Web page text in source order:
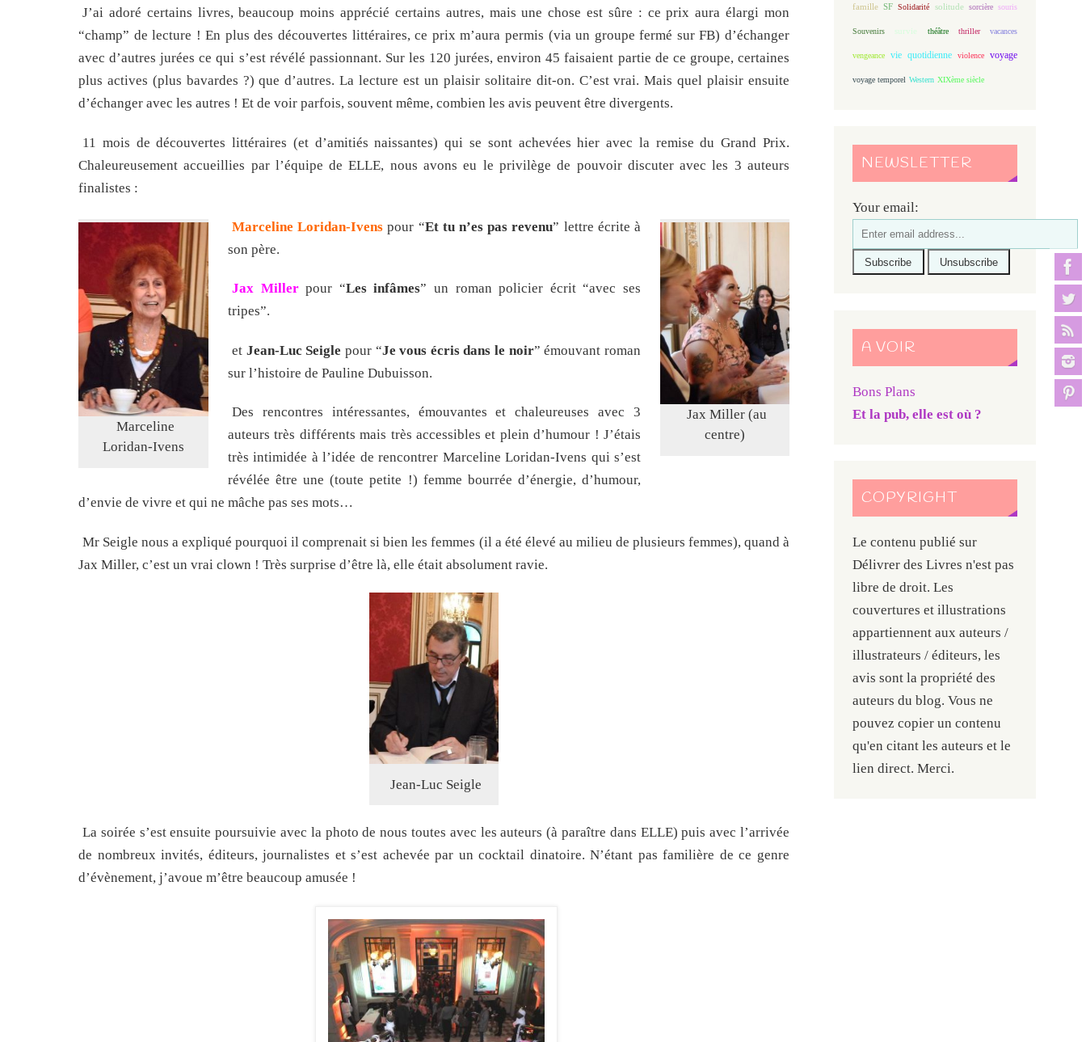
J’ai adoré certains livres, beaucoup moins apprécié certains autres, mais une chose est sûre : ce prix aura élargi mon
“champ” de lecture ! En plus des découvertes littéraires, ce prix m’aura permis (via un groupe fermé sur FB) d’échanger
avec d’autres jurées ce qui s’est révélé passionnant. Sur les 120 jurées, environ 45 faisaient partie de ce groupe, certaines
plus actives (plus bavardes ?) que d’autres. La lecture est un plaisir solitaire dit-on. C’est vrai. Mais quel plaisir ensuite
d’échanger avec les autres ! Et de voir parfois, souvent même, combien les avis peuvent être divergents.
11 mois de découvertes littéraires (et d’amitiés naissantes) qui se sont achevées hier avec la remise du Grand Prix.
Chaleureusement accueillies par l’équipe de ELLE, nous avons eu le privilège de pouvoir discuter avec les 3 auteurs
finalistes :
Marceline
Loridan-Ivens
Jax Miller (au
centre)
Marceline Loridan-Ivens pour “Et tu n’es pas revenu” lettre écrite à
son père.
Jax Millerpour “Les infâmes” un roman policier écrit “avec ses
tripes”.
et Jean-Luc Seigle pour “Je vous écris dans le noir” émouvant roman
sur l’histoire de Pauline Dubuisson.
Des rencontres intéressantes, émouvantes et chaleureuses avec 3
auteurs très différents mais très accessibles et plein d’humour ! J’étais
très intimidée à l’idée de rencontrer Marceline Loridan-Ivens qui s’est
révélée être une (toute petite !) femme bourrée d’énergie, d’humour,
d’envie de vivre et qui ne mâche pas ses mots…
Mr Seigle nous a expliqué pourquoi il comprenait si bien les femmes (il a été élevé au milieu de plusieurs femmes), quand à
Jax Miller, c’est un vrai clown ! Très surprise d’être là, elle était absolument ravie.
Jean-Luc Seigle
La soirée s’est ensuite poursuivie avec la photo de nous toutes avec les auteurs (à paraître dans ELLE) puis avec l’arrivée
de nombreux invités, éditeurs, journalistes et s’est achevée par un cocktail dinatoire. N’étant pas familière de ce genre
d’évènement, j’avoue m’être beaucoup amusée !
famille SF Solidarité solitude sorcière souris
Souvenirs survie théâtre thriller vacances
vengeance vie quotidienne violence voyage
voyage temporel Western XIXème siècle
NEWSLETTER
Your email:
A VOIR
Bons Plans
Et la pub, elle est où ?
COPYRIGHT
Le contenu publié sur
Délivrer des Livres n'est pas
libre de droit. Les
couvertures et illustrations
appartiennent aux auteurs /
illustrateurs / éditeurs, les
avis sont la propriété des
auteurs du blog. Vous ne
pouvez copier un contenu
qu'en citant les auteurs et le
lien direct. Merci.